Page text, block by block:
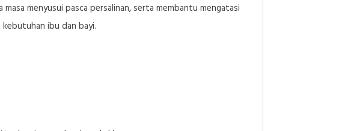
menyusui pasca persalinan, serta membantu mengatasi
ibu dan bayi.